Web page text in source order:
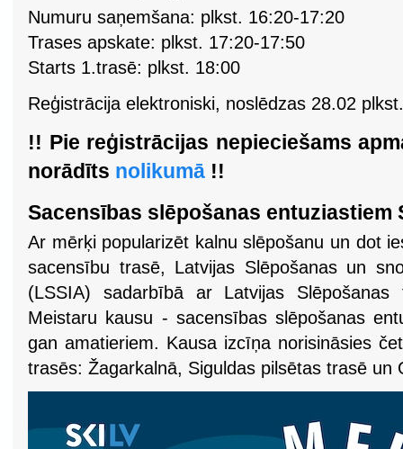
Numuru saņemšana: plkst. 16:20-17:20
Trases apskate: plkst. 17:20-17:50
Starts 1.trasē: plkst. 18:00
Reģistrācija elektroniski, noslēdzas 28.02
!! Pie reģistrācijas nepieciešams
norādīts nolikumā !!
Sacensības slēpošanas entuziastiem
Ar mērķi popularizēt kalnu slēpošanu un dot
sacensību trasē, Latvijas Slēpošanas un
(LSSIA) sadarbībā ar Latvijas
Meistaru kausu - sacensības slēpošanas
gan amatieriem. Kausa izcīņa norisināsies
trasēs: Žagarkalnā, Siguldas pilsētas trasē un